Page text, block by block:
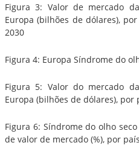
Figura 3: Valor de mercado
Europa (bilhões de dólares),
2030
Figura 4: Europa Síndrome do
Figura 5: Valor do mercado
Europa (bilhões de dólares), por
Figura 6: Síndrome do olho
de valor de mercado (%), por